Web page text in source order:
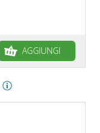
AGGIUNGI